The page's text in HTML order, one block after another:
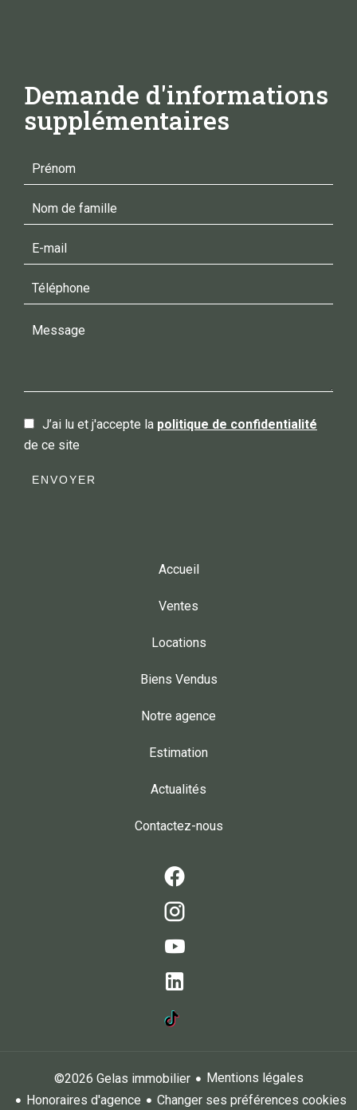
Demande d'informations
supplémentaires
J’ai lu et j'accepte la politique de confidentialité
de ce site
ENVOYER
Accueil
Ventes
Locations
Biens Vendus
Notre agence
Estimation
Actualités
Contactez-nous
©2026 Gelas immobilier
Mentions légales
Honoraires d'agence
Changer ses préférences cookies